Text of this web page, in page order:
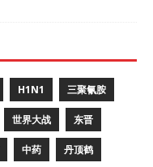
H1N1 三聚氰胺
世界大战 东晋
中药 丹顶鹤